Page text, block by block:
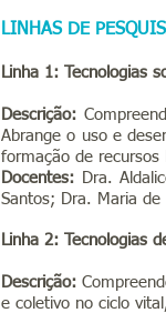
LINHAS DE
Linha 1: Tecnologias
Descrição:
Abrange o uso e
formação de recursos
Docentes: Dra.
Santos; Dra. Maria de
Linha 2: Tecnologias
Descrição:
e coletivo no ciclo